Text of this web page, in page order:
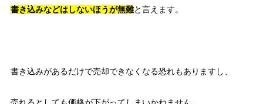
書き込みなどはしないほうが無難と言えます。
書き込みがあるだけで売却できなくなる恐れもありますし、